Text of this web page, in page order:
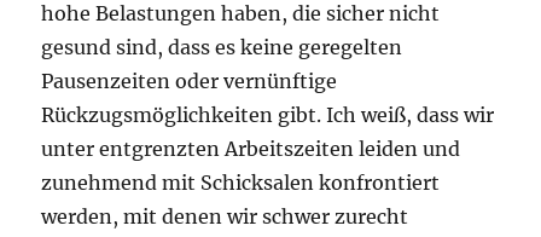
hohe Belastungen haben, die sicher nicht
gesund sind, dass es keine geregelten
Pausenzeiten oder vernünftige
Rückzugsmöglichkeiten gibt. Ich weiß, dass wir
unter entgrenzten Arbeitszeiten leiden und
zunehmend mit Schicksalen konfrontiert
werden, mit denen wir schwer zurecht